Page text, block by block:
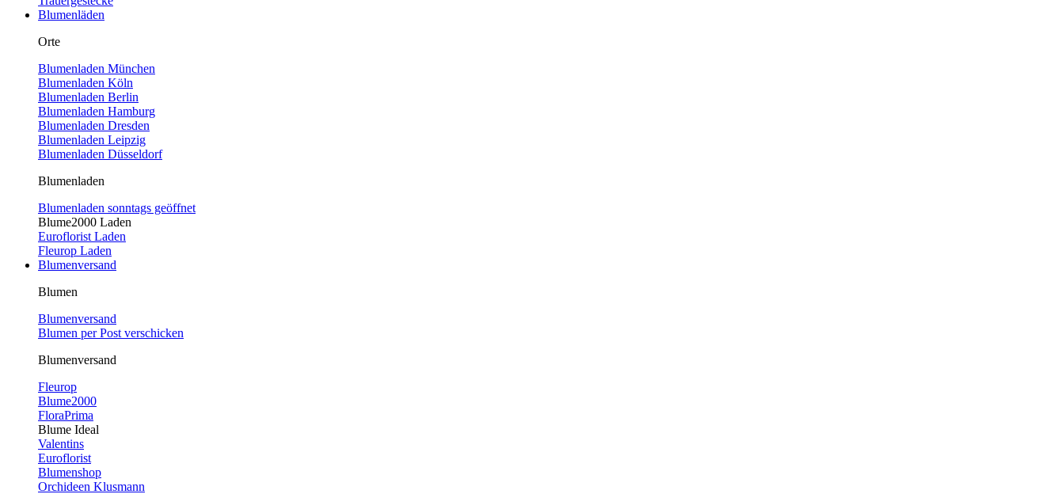
Blumenläden
Orte
Blumenladen München
Blumenladen Köln
Blumenladen Berlin
Blumenladen Hamburg
Blumenladen Dresden
Blumenladen Leipzig
Blumenladen Düsseldorf
Blumenladen
Blumenladen sonntags geöffnet
Blume2000 Laden
Euroflorist Laden
Fleurop Laden
Blumenversand
Blumen
Blumenversand
Blumen per Post verschicken
Blumenversand
Fleurop
Blume2000
FloraPrima
Blume Ideal
Valentins
Euroflorist
Blumenshop
Orchideen Klusmann